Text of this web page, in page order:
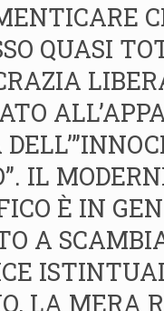
QUASI
IL
È IN
A
LA MERA